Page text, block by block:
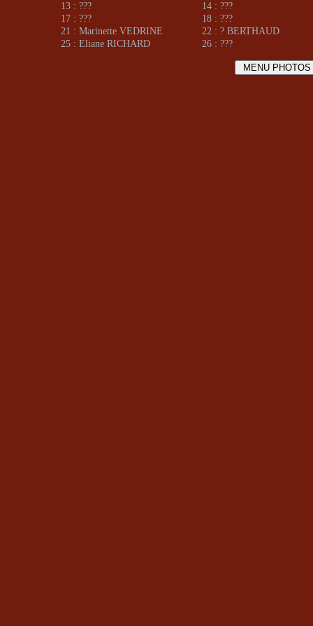
13 : ???
14 : ???
17 : ???
18 : ???
21 : Marinette VEDRINE
22 : ? BERTHAUD
25 : Eliane RICHARD
26 : ???